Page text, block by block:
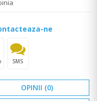
ne
SMS
OPINII (0)